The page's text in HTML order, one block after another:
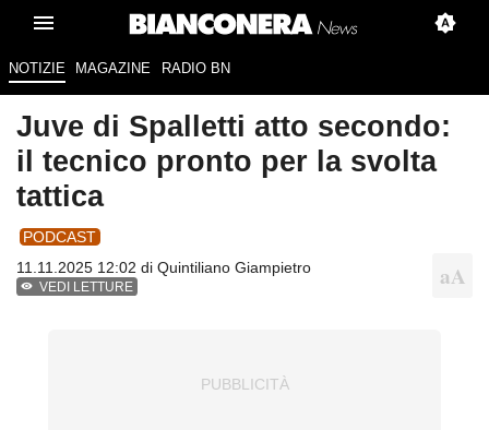
NOTIZIE MAGAZINE RADIO BN
Juve di Spalletti atto secondo:
il tecnico pronto per la svolta
tattica
PODCAST
11.11.2025 12:02 di Quintiliano Giampietro
VEDI LETTURE